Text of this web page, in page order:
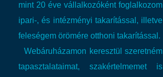
mint 20 éve vállalkozóként foglalkozom
ipari-, és intézményi takarítással, illetve
feleségem örömére otthoni takarítással.
Webáruházamon keresztül szeretném
tapasztalataimat, szakértelmemet is